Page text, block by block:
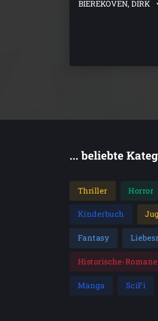
BIEREKOVEN, DIRK
... beliebte
Thriller Horror
Kinderbuch
Fantasy
Historische-Romane
Manga SciFi